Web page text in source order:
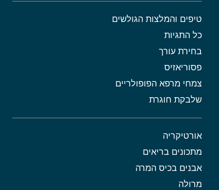
טיפים והמלצות הגולשים
כל התגיות
בחירת עורך
פסוריאזיס
צמחי מרפא הפופולריים
שלבקת חוגרת
אורטיקריה
מתכונים בריאים
אבנים בכיס המרה
מרולה